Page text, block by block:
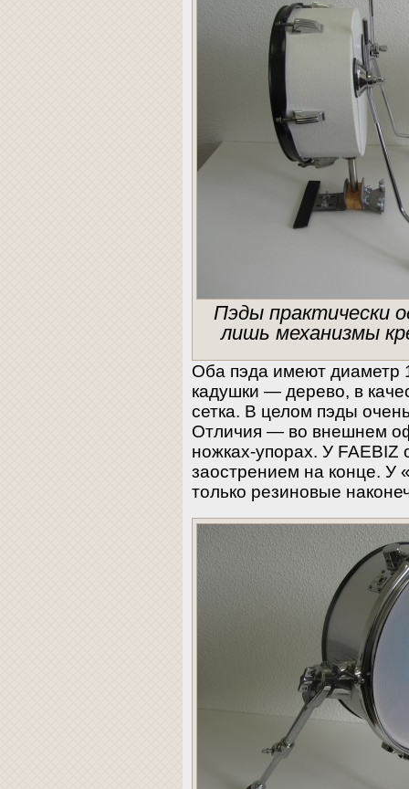
Пэды практически
лишь механизмы
Оба пэда имеют диаметр
кадушки — дерево, в
сетка. В целом пэды
Отличия — во внешнем
ножках-упорах. У FAEBIZ
заострением на конце. У
только резиновые